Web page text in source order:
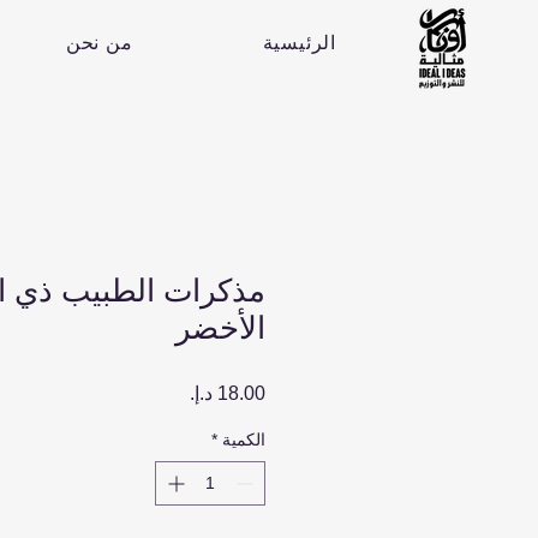
من نحن الرئيسية
مذكرات الطبيب ذي
الأخضر
الكمية *